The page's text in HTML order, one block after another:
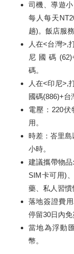
司機、導遊
每人每天
趟)。飯店服
人在<台灣>,
尼國碼
碼
人在<印尼>,
國碼(886)+台
電壓：220
用。
時差：峇里
小時。
建議攜帶物
SIM卡可用)
藥、私人習慣
落地簽證費
停留30日內
當地為浮動
幣。